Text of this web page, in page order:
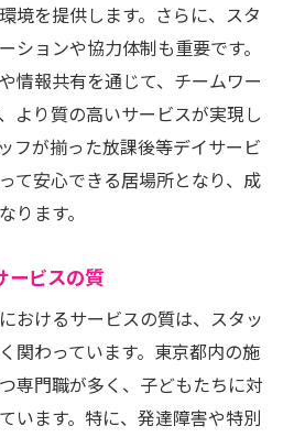
境を提供します。さらに、スタ
ションや協力体制も重要です。
情報共有を通じて、チームワー
より質の高いサービスが実現し
フが揃った放課後等デイサービ
て安心できる居場所となり、成
ります。
ービスの質
おけるサービスの質は、スタッ
関わっています。東京都内の施
専門職が多く、子どもたちに対
います。特に、発達障害や特別